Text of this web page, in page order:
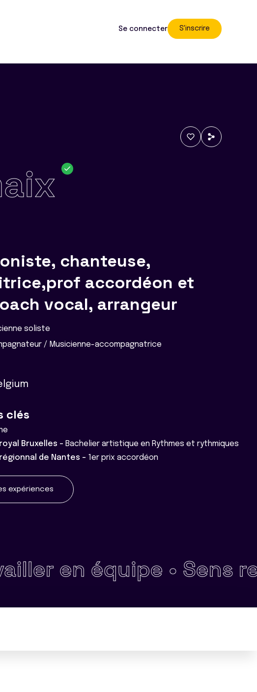
Se connecter S'inscrire
chanteuse,
accordéon et
vocal, arrangeur
soliste
/ Musicienne-accompagnatrice
clés
Bruxelles - Bachelier artistique en Rythmes et rythmiques
de Nantes - 1er prix accordéon
expériences
équipe •Sens